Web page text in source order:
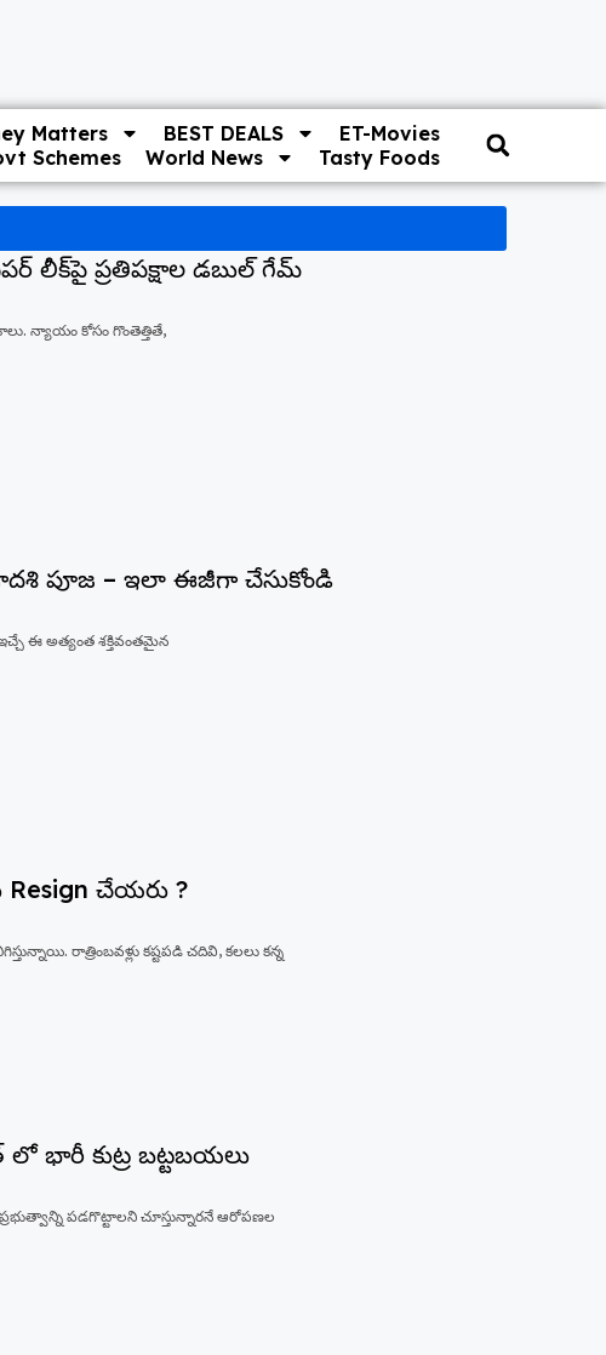
Matters BEST DEALS
ET-Movies
Schemes
World News Tasty Foods
లీక్‌పై ప్రతిపక్షాల డబుల్ గేమ్
న్యాయం కోసం గొంతెత్తితే,
పూజ – ఇలా ఈజీగా చేసుకోండి
ఈ అత్యంత శక్తివంతమైన
Resign చేయరు ?
రాత్రింబవళ్లు కష్టపడి చదివి, కలలు కన్న
లో భారీ కుట్ర బట్టబయలు
పడగొట్టాలని చూస్తున్నారనే ఆరోపణల